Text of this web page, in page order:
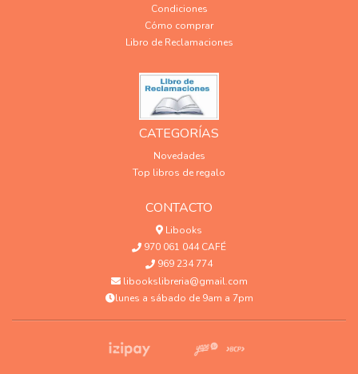
Condiciones
Cómo comprar
Libro de Reclamaciones
CATEGORÍAS
Novedades
Top libros de regalo
CONTACTO
Libooks
970 061 044 CAFÉ
969 234 774
libookslibreria@gmail.com
lunes a sábado de 9am a 7pm